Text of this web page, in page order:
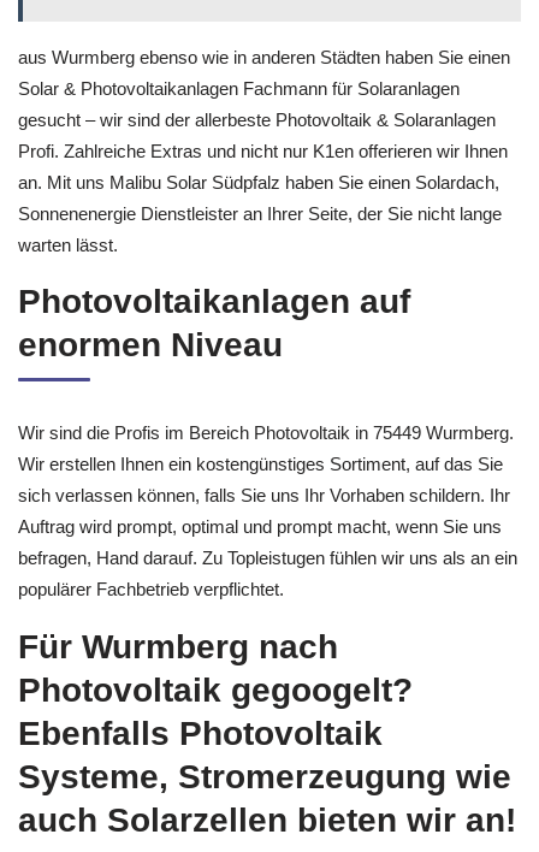
aus Wurmberg ebenso wie in anderen Städten haben Sie einen
Solar & Photovoltaikanlagen Fachmann für Solaranlagen
gesucht – wir sind der allerbeste Photovoltaik & Solaranlagen
Profi. Zahlreiche Extras und nicht nur K1en offerieren wir Ihnen
an. Mit uns Malibu Solar Südpfalz haben Sie einen Solardach,
Sonnenenergie Dienstleister an Ihrer Seite, der Sie nicht lange
warten lässt.
Photovoltaikanlagen auf
enormen Niveau
Wir sind die Profis im Bereich Photovoltaik in 75449 Wurmberg.
Wir erstellen Ihnen ein kostengünstiges Sortiment, auf das Sie
sich verlassen können, falls Sie uns Ihr Vorhaben schildern. Ihr
Auftrag wird prompt, optimal und prompt macht, wenn Sie uns
befragen, Hand darauf. Zu Topleistugen fühlen wir uns als an ein
populärer Fachbetrieb verpflichtet.
Für Wurmberg nach
Photovoltaik gegoogelt?
Ebenfalls Photovoltaik
Systeme, Stromerzeugung wie
auch Solarzellen bieten wir an!